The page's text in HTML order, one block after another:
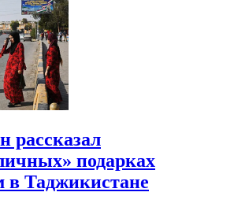
рассказал
подарках
в Таджикистане